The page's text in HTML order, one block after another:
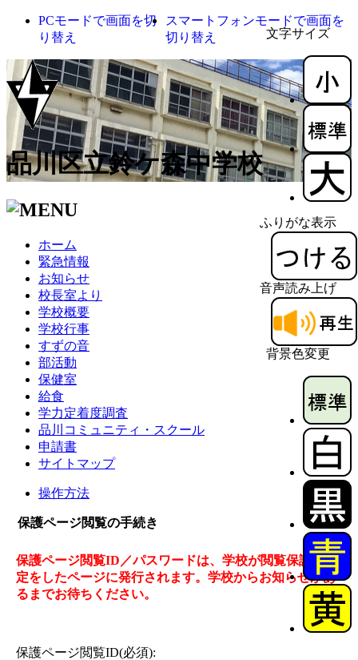
文字サイズ
ふりがな表示
音声読み上げ
背景色変更
PCモードで画面を切
り替え
スマートフォンモードで画面を
切り替え
品川区立鈴ケ森中学校
ホーム
緊急情報
お知らせ
校長室より
学校概要
学校行事
すずの音
部活動
保健室
給食
学力定着度調査
品川コミュニティ・スクール
申請書
サイトマップ
操作方法
保護ページ閲覧の手続き
保護ページ閲覧ID／パスワードは、学校が閲覧保護の設
定をしたページに発行されます。学校からお知らせがあ
るまでお待ちください。
保護ページ閲覧ID(必須):